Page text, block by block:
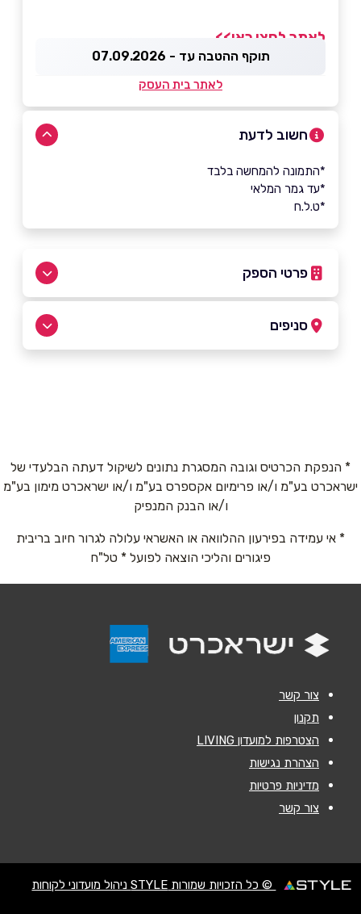
לאתר לחצו כאן>>
תוקף ההטבה עד - 07.09.2026
לאתר בית העסק
חשוב לדעת
*התמונה להמחשה בלבד
*עד גמר המלאי
*ט.ל.ח
פרטי הספק
באתר
טלפון*
אימייל*
סניפים
* הנפקת הכרטיס וגובה המסגרת נתונים לשיקול דעתה הבלעדי של
ישראכרט בע"מ ו/או פרימיום אקספרס בע"מ ו/או ישראכרט מימון בע"מ
ו/או הבנק המנפיק
* אי עמידה בפירעון ההלוואה או האשראי עלולה לגרור חיוב בריבית
פיגורים והליכי הוצאה לפועל * טל"ח
צור קשר
תקנון
הצטרפות למועדון LIVING
הצהרת נגישות
מדיניות פרטיות
צור קשר
© כל הזכויות שמורות STYLE ניהול מועדוני לקוחות